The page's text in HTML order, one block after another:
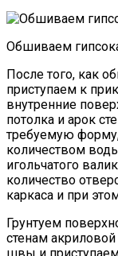
Обшиваем
После того, как
приступаем к
внутренние
потолка и арок
требуемую
количеством
игольчатого
количество
каркаса и при
Грунтуем
стенам